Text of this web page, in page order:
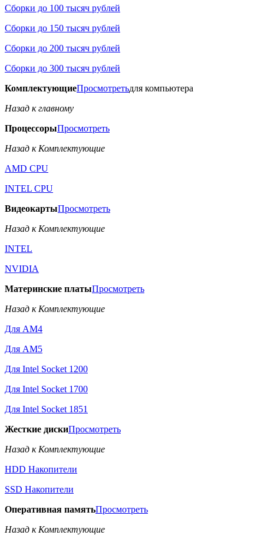
Сборки до 100 тысяч рублей
Сборки до 150 тысяч рублей
Сборки до 200 тысяч рублей
Сборки до 300 тысяч рублей
КомплектующиеПросмотретьдля компьютера
Назад к главному
ПроцессорыПросмотреть
Назад к Комплектующие
AMD CPU
INTEL CPU
ВидеокартыПросмотреть
Назад к Комплектующие
INTEL
NVIDIA
Материнские платыПросмотреть
Назад к Комплектующие
Для AM4
Для AM5
Для Intel Socket 1200
Для Intel Socket 1700
Для Intel Socket 1851
Жесткие дискиПросмотреть
Назад к Комплектующие
HDD Накопители
SSD Накопители
Оперативная памятьПросмотреть
Назад к Комплектующие